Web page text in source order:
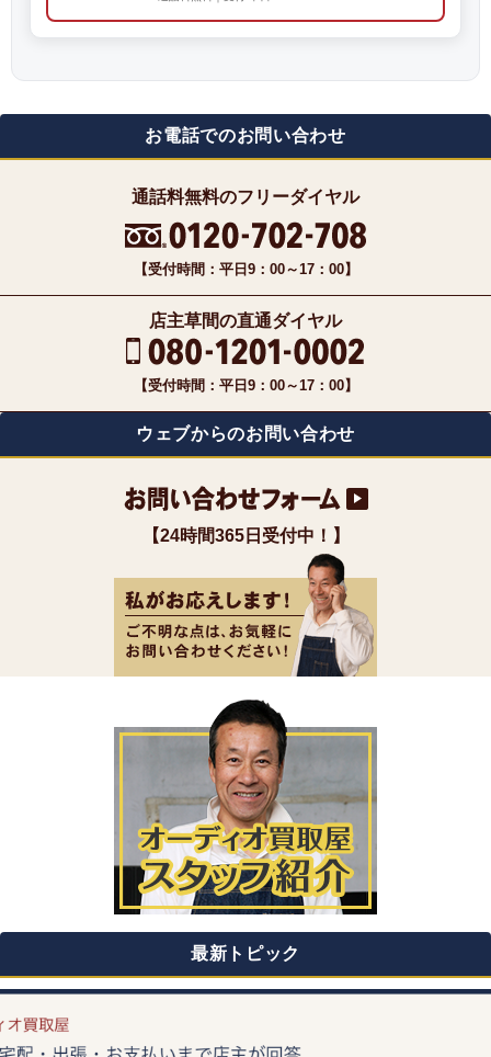
お電話でのお問い合わせ
通話料無料のフリーダイヤル
【受付時間：平日9：00～17：00】
店主草間の直通ダイヤル
【受付時間：平日9：00～17：00】
ウェブからのお問い合わせ
【24時間365日受付中！】
最新トピック